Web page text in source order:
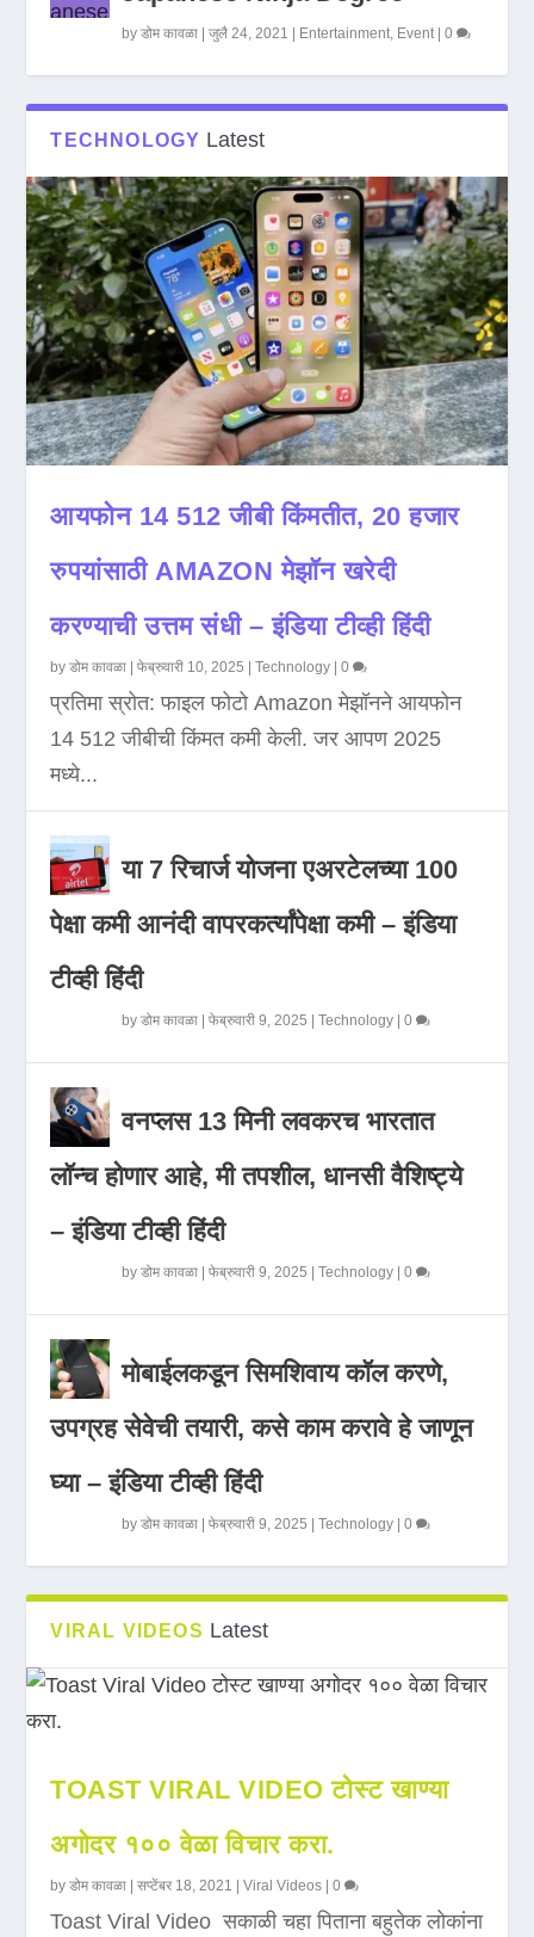
byडोम कावळा |जुलै 24, 2021 Entertainment, Event|0
TECHNOLOGY Latest
आयफोन 14 512 जीबी किंमतीत, 20 हजार
रुपयांसाठी AMAZON मेझॉन खरेदी
करण्याची उत्तम संधी – इंडिया टीव्ही हिंदी
byडोम कावळा |फेब्रुवारी 10, 2025 |Technology |0
प्रतिमा स्रोत: फाइल फोटो Amazon मेझॉनने आयफोन
14 512 जीबीची किंमत कमी केली. जर आपण 2025
मध्ये...
या 7 रिचार्ज योजना एअरटेलच्या 100
पेक्षा कमी आनंदी वापरकर्त्यांपेक्षा कमी – इंडिया
टीव्ही हिंदी
byडोम कावळा |फेब्रुवारी 9, 2025 |Technology |0
वनप्लस 13 मिनी लवकरच भारतात
लॉन्च होणार आहे, मी तपशील, धानसी वैशिष्ट्ये
– इंडिया टीव्ही हिंदी
byडोम कावळा |फेब्रुवारी 9, 2025 |Technology |0
मोबाईलकडून सिमशिवाय कॉल करणे,
उपग्रह सेवेची तयारी, कसे काम करावे हे जाणून
घ्या – इंडिया टीव्ही हिंदी
byडोम कावळा |फेब्रुवारी 9, 2025 |Technology |0
VIRAL VIDEOS Latest
TOAST VIRAL VIDEO टोस्ट खाण्या
अगोदर १०० वेळा विचार करा.
byडोम कावळा |सप्टेंबर 18, 2021 |Viral Videos |0
Toast Viral Video सकाळी चहा पिताना बहुतेक लोकांना